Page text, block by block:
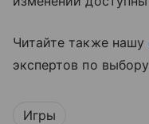
Читайте также нашу
экспертов по
Игры